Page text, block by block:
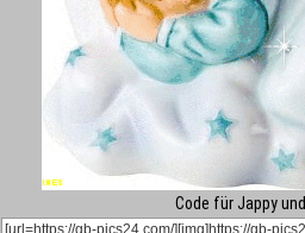
Code für Jappy und